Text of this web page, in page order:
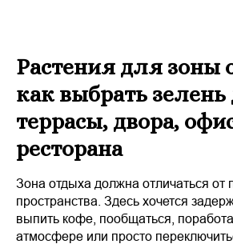
Растения для зоны
как выбрать
террасы, двора,
ресторана
Зона отдыха должна отличаться от
пространства. Здесь хочется
выпить кофе, пообщаться,
атмосфере или просто